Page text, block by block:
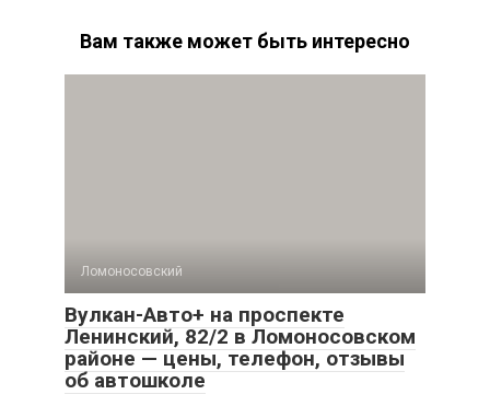
Вам также может быть интересно
Ломоносовский
Вулкан-Авто+ на проспекте
Ленинский, 82/2 в Ломоносовском
районе — цены, телефон, отзывы
об автошколе